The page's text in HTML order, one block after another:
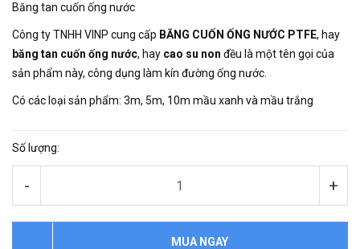
Băng tan cuốn ống nước
Công ty TNHH VINP cung cấp BĂNG CUỐN ỐNG NƯỚC PTFE, hay
băng tan cuốn ống nước, hay cao su non đều là một tên gọi của
sản phẩm này, công dụng làm kín đường ống nước.
Có các loại sản phẩm: 3m, 5m, 10m mầu xanh và mầu trắng
Số lượng:
- +
MUA NGAY